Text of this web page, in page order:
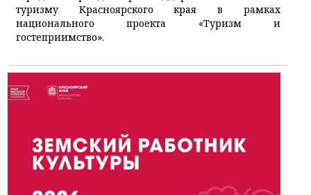
туризму Красноярского края в рамках
национального проекта «Туризм и
гостеприимство».